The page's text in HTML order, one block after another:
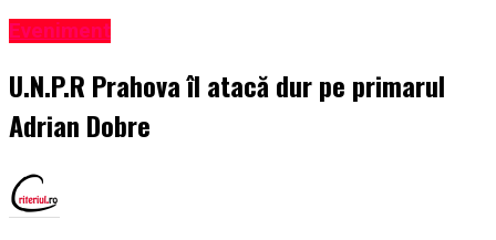
Eveniment
U.N.P.R Prahova îl atacă dur pe primarul
Adrian Dobre